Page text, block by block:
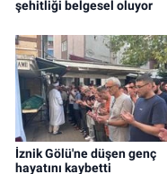
şehitliği belgesel oluyor
İznik Gölü'ne düşen genç
hayatını kaybetti